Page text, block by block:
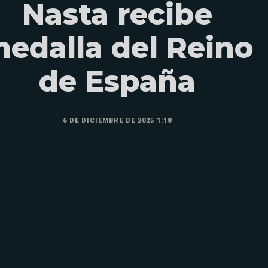
Nasta recibe
del Reino
de España
6 DE DICIEMBRE DE 2025 1:18